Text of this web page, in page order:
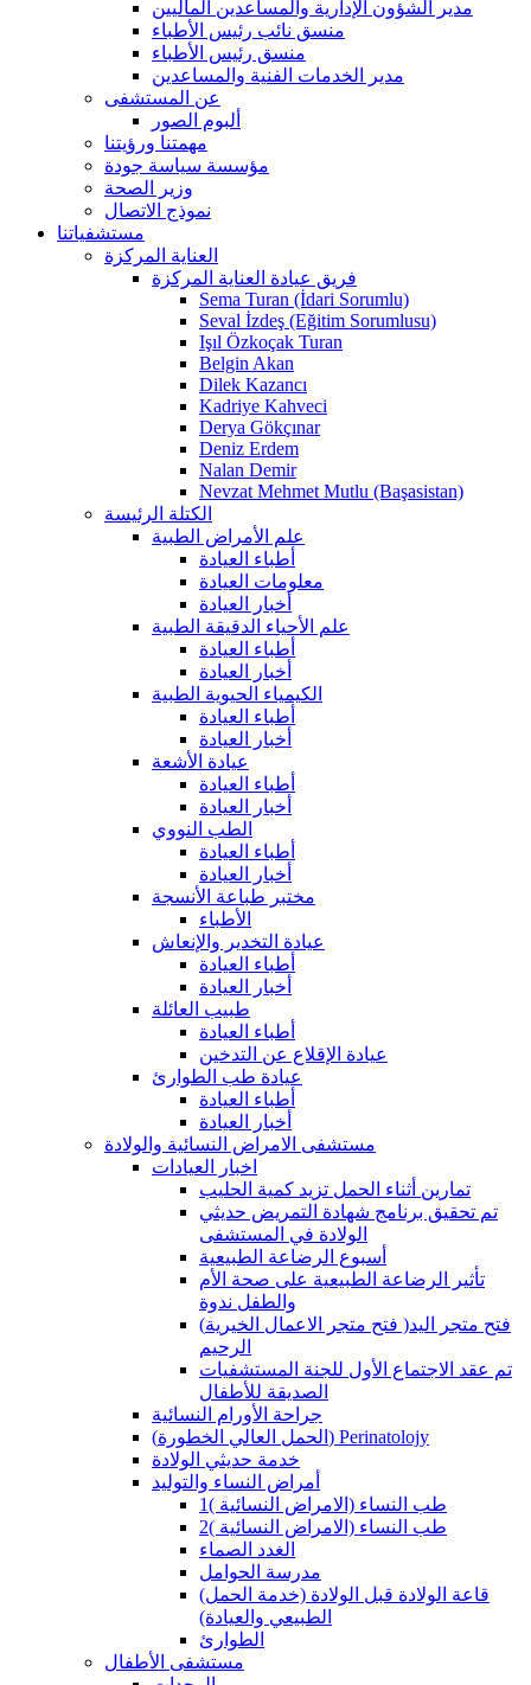
مدير الشؤون الإدارية والمساعدين الماليين
منسق نائب رئيس الأطباء
منسق رئيس الأطباء
مدير الخدمات الفنية والمساعدين
عن المستشفى
ألبوم الصور
مهمتنا ورؤيتنا
مؤسسة سياسة جودة
وزير الصحة
نموذج الاتصال
مستشفياتنا
العناية المركزة
فريق عيادة العناية المركزة
Sema Turan (İdari Sorumlu)
Seval İzdeş (Eğitim Sorumlusu)
Işıl Özkoçak Turan
Belgin Akan
Dilek Kazancı
Kadriye Kahveci
Derya Gökçınar
Deniz Erdem
Nalan Demir
Nevzat Mehmet Mutlu (Başasistan)
الكتلة الرئيسة
علم الأمراض الطبية
أطباء العيادة
معلومات العيادة
أخبار العيادة
علم الأحياء الدقيقة الطبية
أطباء العيادة
أخبار العيادة
الكيمياء الحيوية الطبية
أطباء العيادة
أخبار العيادة
عيادة الأشعة
أطباء العيادة
أخبار العيادة
الطب النووي
أطباء العيادة
أخبار العيادة
مختبر طباعة الأنسجة
الأطباء
عيادة التخدير والإنعاش
أطباء العيادة
أخبار العيادة
طبيب العائلة
أطباء العيادة
عيادة الإقلاع عن التدخين
عيادة طب الطوارئ
أطباء العيادة
أخبار العيادة
مستشفى الامراض النسائية والولادة
اخبار العيادات
تمارين أثناء الحمل تزيد كمية الحليب
تم تحقيق برنامج شهادة التمريض حديثي
الولادة في المستشفى
أسبوع الرضاعة الطبيعية
تأثير الرضاعة الطبيعية على صحة الأم
والطفل ندوة
(فتح متجر الاعمال الخيرية )فتح متجر اليد
الرحيم
تم عقد الاجتماع الأول للجنة المستشفيات
الصديقة للأطفال
جراحة الأورام النسائية
(الحمل العالي الخطورة) Perinatolojy
خدمة حديثي الولادة
أمراض النساء والتوليد
طب النساء (الامراض النسائية )1
طب النساء (الامراض النسائية )2
الغدد الصماء
مدرسة الحوامل
(قاعة الولادة قبل الولادة (خدمة الحمل
الطبيعي والعيادة)
الطوارئ
مستشفى الأطفال